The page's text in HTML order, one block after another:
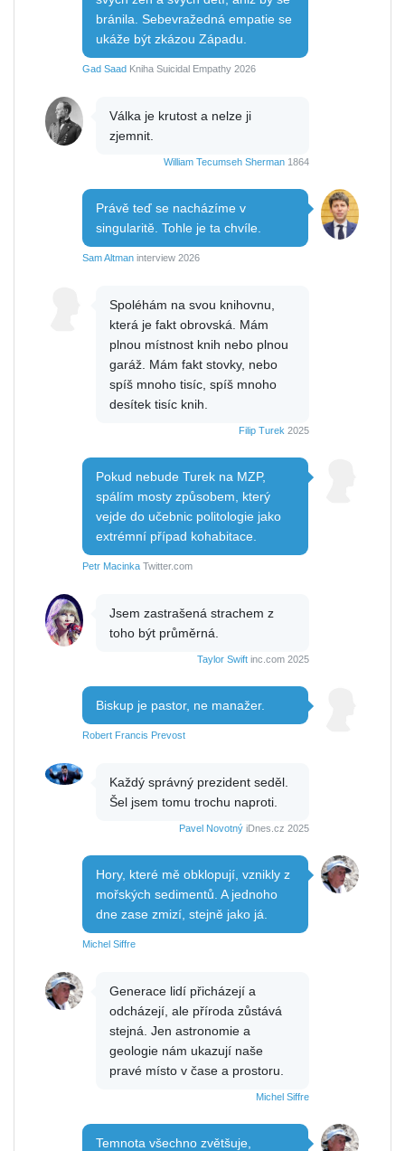
bránila. Sebevražedná empatie se
ukáže být zkázou Západu.
Gad Saad Kniha Suicidal Empathy 2026
Válka je krutost a nelze ji
zjemnit.
William Tecumseh Sherman 1864
Právě teď se nacházíme v
singularitě. Tohle je ta chvíle.
Sam Altman interview 2026
Spoléhám na svou knihovnu,
která je fakt obrovská. Mám
plnou místnost knih nebo plnou
garáž. Mám fakt stovky, nebo
spíš mnoho tisíc, spíš mnoho
desítek tisíc knih.
Filip Turek 2025
Pokud nebude Turek na MZP,
spálím mosty způsobem, který
vejde do učebnic politologie jako
extrémní případ kohabitace.
Petr Macinka Twitter.com
Jsem zastrašená strachem z
toho být průměrná.
Taylor Swift inc.com 2025
Biskup je pastor, ne manažer.
Robert Francis Prevost
Každý správný prezident seděl.
Šel jsem tomu trochu naproti.
Pavel Novotný iDnes.cz 2025
Hory, které mě obklopují, vznikly z
mořských sedimentů. A jednoho
dne zase zmizí, stejně jako já.
Michel Siffre
Generace lidí přicházejí a
odcházejí, ale příroda zůstává
stejná. Jen astronomie a
geologie nám ukazují naše
pravé místo v čase a prostoru.
Michel Siffre
Temnota všechno zvětšuje,